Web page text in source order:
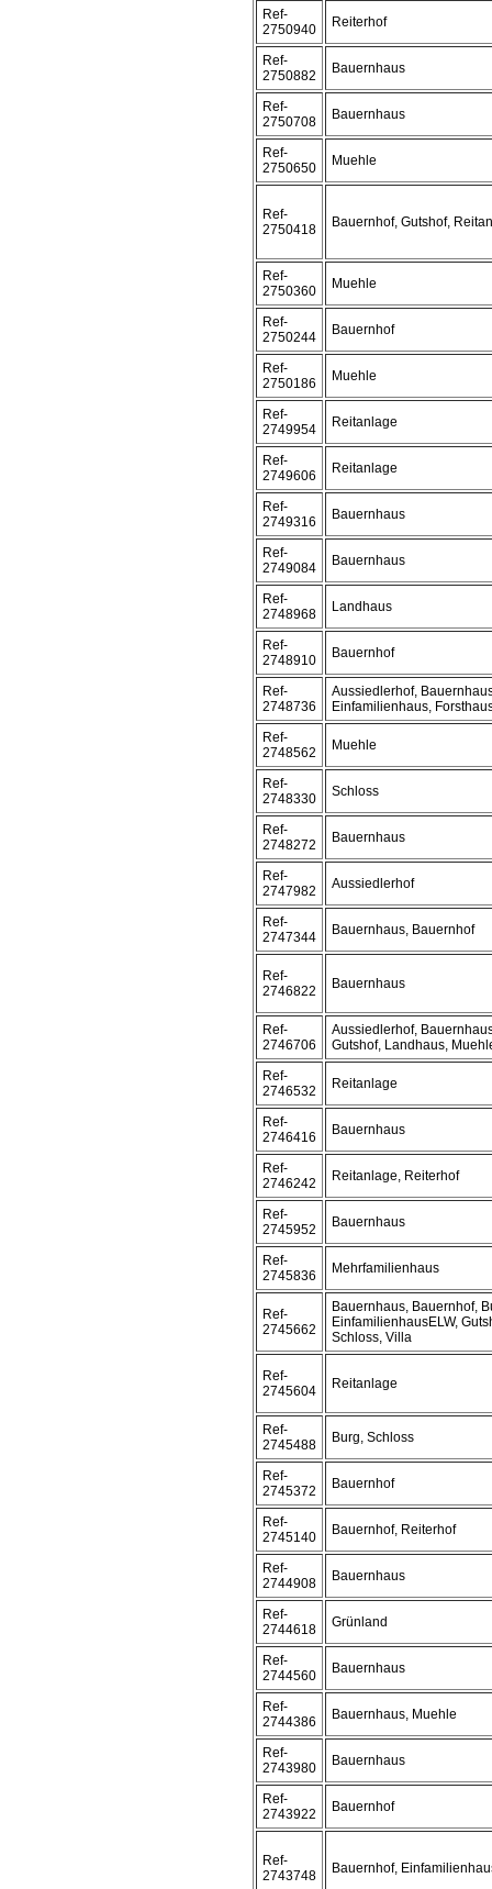
Ref-
2750940
Reiterhof
Ref-
2750882
Bauernhaus
Ref-
2750708
Bauernhaus
Ref-
2750650
Muehle
Ref-
2750418
Bauernhof, Gutshof,
Ref-
2750360
Muehle
Ref-
2750244
Bauernhof
Ref-
2750186
Muehle
Ref-
2749954
Reitanlage
Ref-
2749606
Reitanlage
Ref-
2749316
Bauernhaus
Ref-
2749084
Bauernhaus
Ref-
2748968
Landhaus
Ref-
2748910
Bauernhof
Ref-
2748736
Aussiedlerhof,
Einfamilienhaus,
Ref-
2748562
Muehle
Ref-
2748330
Schloss
Ref-
2748272
Bauernhaus
Ref-
2747982
Aussiedlerhof
Ref-
2747344
Bauernhaus, Bauernhof
Ref-
2746822
Bauernhaus
Ref-
2746706
Aussiedlerhof,
Gutshof, Landhaus,
Ref-
2746532
Reitanlage
Ref-
2746416
Bauernhaus
Ref-
2746242
Reitanlage, Reiterhof
Ref-
2745952
Bauernhaus
Ref-
2745836
Mehrfamilienhaus
Ref-
2745662
Bauernhaus, Bauernhof,
EinfamilienhausELW,
Schloss, Villa
Ref-
2745604
Reitanlage
Ref-
2745488
Burg, Schloss
Ref-
2745372
Bauernhof
Ref-
2745140
Bauernhof, Reiterhof
Ref-
2744908
Bauernhaus
Ref-
2744618
Grünland
Ref-
2744560
Bauernhaus
Ref-
2744386
Bauernhaus, Muehle
Ref-
2743980
Bauernhaus
Ref-
2743922
Bauernhof
Ref-
2743748
Bauernhof,